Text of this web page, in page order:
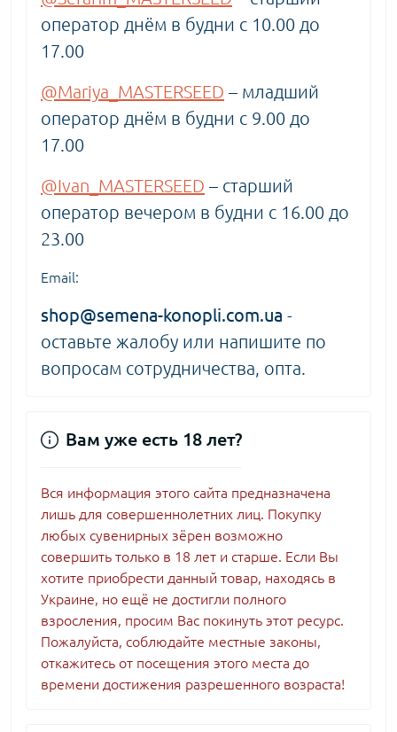
оператор днём в будни с 10.00 до
17.00
@Mariya_MASTERSEED – младший
оператор днём в будни с 9.00 до
17.00
@Ivan_MASTERSEED – старший
оператор вечером в будни с 16.00 до
23.00
Email:
shop@semena-konopli.com.ua -
оставьте жалобу или напишите по
вопросам сотрудничества, опта.
Вам уже есть 18 лет?
Вся информация этого сайта предназначена
лишь для совершеннолетних лиц. Покупку
любых сувенирных зёрен возможно
совершить только в 18 лет и старше. Если Вы
хотите приобрести данный товар, находясь в
Украине, но ещё не достигли полного
взросления, просим Вас покинуть этот ресурс.
Пожалуйста, соблюдайте местные законы,
откажитесь от посещения этого места до
времени достижения разрешенного возраста!